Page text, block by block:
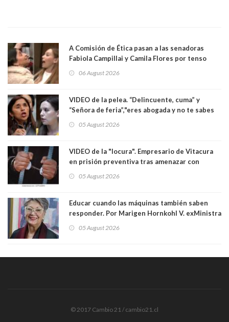
A Comisión de Ética pasan a las senadoras
Fabiola Campillai y Camila Flores por tenso
06 August 2026
VIDEO de la pelea. “Delincuente, cuma” y
“Señora de feria”,"eres abogada y no te sabes
senadoras Camila Flores y Fabiola Campillai en
05 August 2026
VIDEO de la "locura". Empresario de Vitacura
en prisión preventiva tras amenazar con
Los persiguió en potente camioneta
05 August 2026
Educar cuando las máquinas también saben
responder. Por Marigen Hornkohl V. exMinistra
05 August 2026
© 2017 Cambio 21 / cambio21.cl